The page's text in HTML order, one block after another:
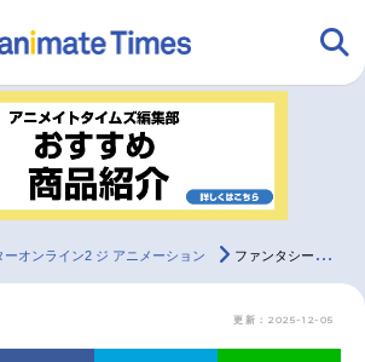
ランキング アニメ
ーオンライン2 ジ アニメーション ファンタシースターオンライン2 ジ アニメーション｜アニメ声優・キャラクター・登場人物・動画配信情報・2016冬アニメ最新情報一覧
更新：2025-12-05